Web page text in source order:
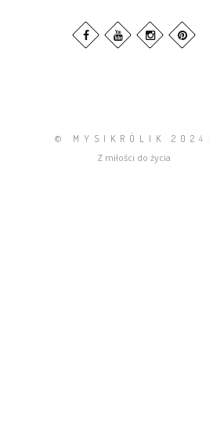
© MYSIKRÓLIK 202 4.
Z miłości do życia